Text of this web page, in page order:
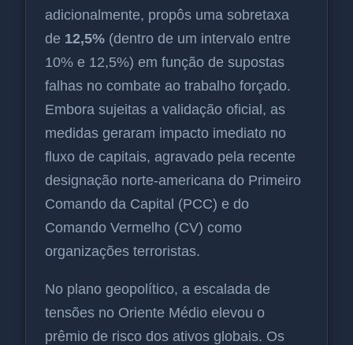
adicionalmente, propôs uma sobretaxa
de 12,5% (dentro de um intervalo entre
10% e 12,5%) em função de supostas
falhas no combate ao trabalho forçado.
Embora sujeitas a validação oficial, as
medidas geraram impacto imediato no
fluxo de capitais, agravado pela recente
designação norte-americana do Primeiro
Comando da Capital (PCC) e do
Comando Vermelho (CV) como
organizações terroristas.
No plano geopolítico, a escalada de
tensões no Oriente Médio elevou o
prêmio de risco dos ativos globais. Os